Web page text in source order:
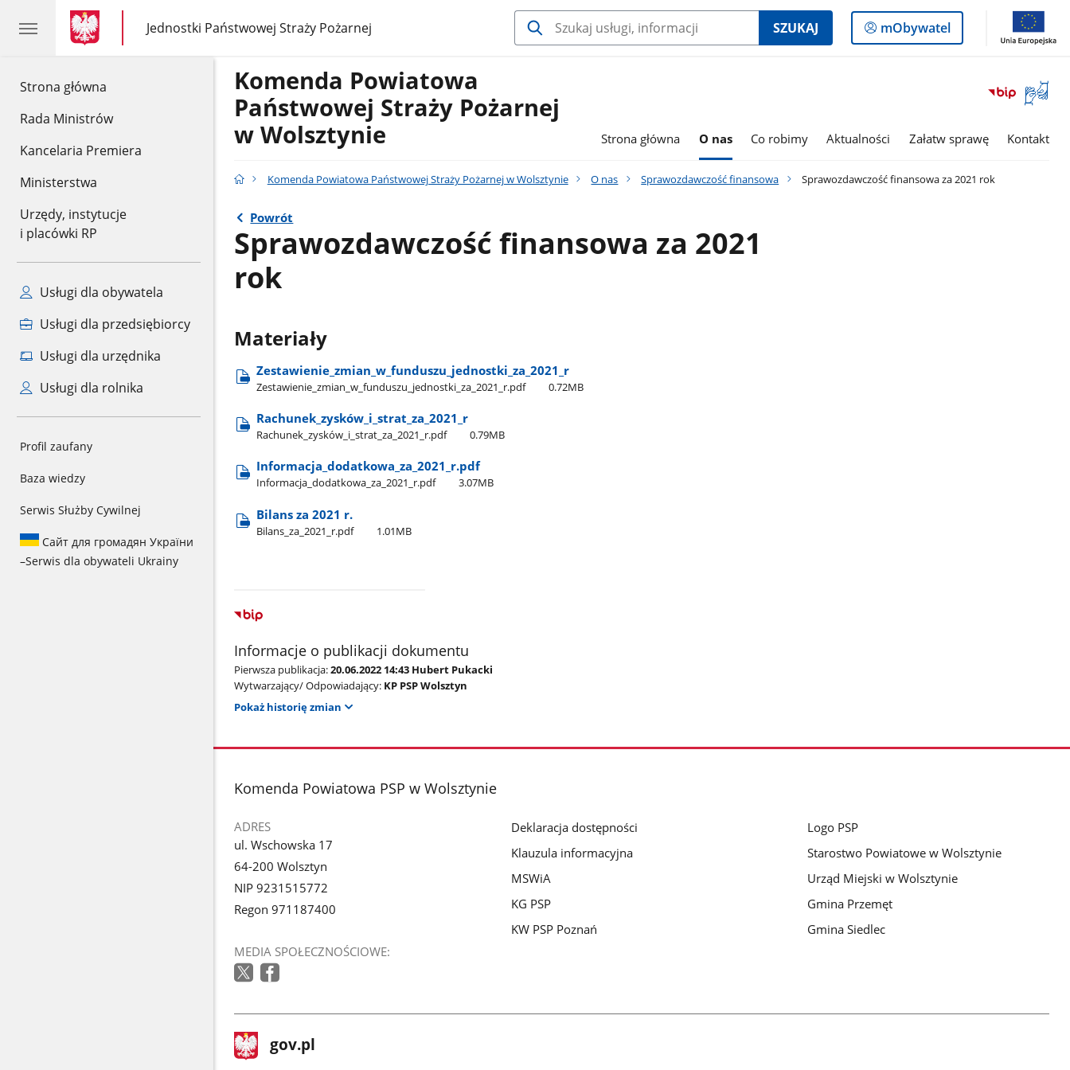
Strona główna
Rada Ministrów
Kancelaria Premiera
Ministerstwa
Urzędy, instytucje
i placówki RP
Usługi dla obywatela
Usługi dla przedsiębiorcy
Usługi dla urzędnika
Usługi dla rolnika
Profil zaufany
Baza wiedzy
Serwis Służby Cywilnej
Сайт для громадян України
–Serwis dla obywateli Ukrainy
gov.pl
gov.pl
Jednostki Państwowej Straży Pożarnej
gov.pl
Jednostki
Państwowej
SZUKAJ
Logowanie
do
mObywatel
Otwórz
okno
Komenda Powiatowa
Państwowej Straży Pożarnej
w Wolsztynie
Strona główna O nas Co robimy Aktualności Załatw sprawę Kontakt
Komenda Powiatowa Państwowej Straży Pożarnej w Wolsztynie O nas Sprawozdawczość finansowa Sprawozdawczość finansowa za 2021 rok
Powrót
Sprawozdawczość finansowa za 2021
rok
Materiały
Zestawienie​_zmian​_w​_funduszu​_jednostki​_za​_2021​_r
Zestawienie​_zmian​_w​_funduszu​_jednostki​_za​_2021​_r.pdf 0.72MB
Rachunek​_zysków​_i​_strat​_za​_2021​_r
Rachunek​_zysków​_i​_strat​_za​_2021​_r.pdf 0.79MB
Informacja​_dodatkowa​_za​_2021​_r.pdf
Informacja​_dodatkowa​_za​_2021​_r.pdf 3.07MB
Bilans za 2021 r.
Bilans​_za​_2021​_r.pdf 1.01MB
Informacje o publikacji dokumentu
Pierwsza publikacja:20.06.2022 14:43 Hubert Pukacki
Wytwarzający/ Odpowiadający: KP PSP Wolsztyn
Pokaż historię zmian
stopka
Komenda Powiatowa PSP w Wolsztynie
ADRES
ul. Wschowska 17
64-200 Wolsztyn
NIP 9231515772
Regon 971187400
MEDIA SPOŁECZNOŚCIOWE:
Deklaracja dostępności
Klauzula informacyjna
MSWiA
KG PSP
KW PSP Poznań
Logo PSP
Starostwo Powiatowe w Wolsztynie
Urząd Miejski w Wolsztynie
Gmina Przemęt
Gmina Siedlec
stopka
gov.pl Strona
gov.pl